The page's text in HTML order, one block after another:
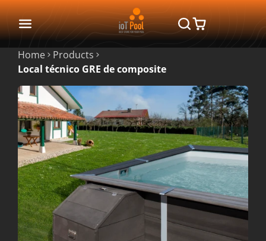
Home
Products
Local técnico GRE de composite